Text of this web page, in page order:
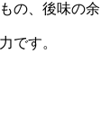
の、後味の余
です。